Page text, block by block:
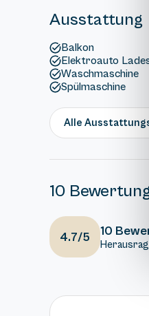
Ausstattung
Balkon
Elektroauto
Waschmaschine
Spülmaschine
Alle
10
4.7/5 10